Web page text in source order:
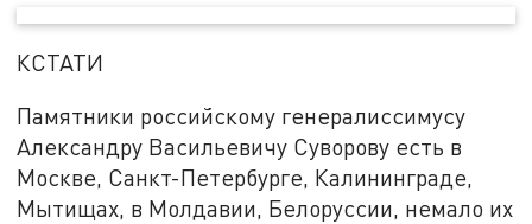
КСТАТИ
Памятники российскому генералиссимусу
Александру Васильевичу Суворову есть в
Москве, Санкт-Петербурге, Калининграде,
Мытищах, в Молдавии, Белоруссии, немало их